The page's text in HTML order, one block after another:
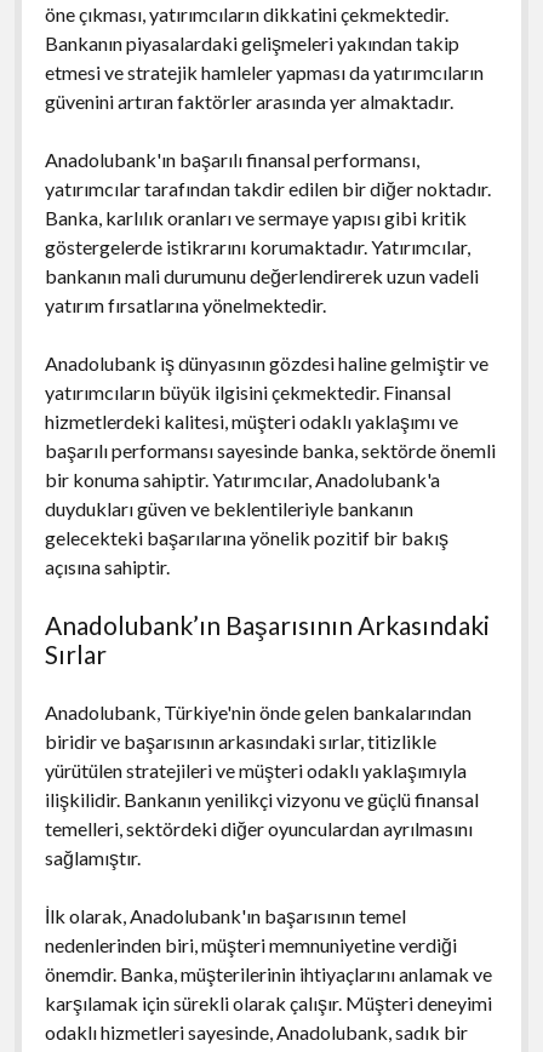
öne çıkması, yatırımcıların dikkatini çekmektedir.
Bankanın piyasalardaki gelişmeleri yakından takip
etmesi ve stratejik hamleler yapması da yatırımcıların
güvenini artıran faktörler arasında yer almaktadır.
Anadolubank'ın başarılı finansal performansı,
yatırımcılar tarafından takdir edilen bir diğer noktadır.
Banka, karlılık oranları ve sermaye yapısı gibi kritik
göstergelerde istikrarını korumaktadır. Yatırımcılar,
bankanın mali durumunu değerlendirerek uzun vadeli
yatırım fırsatlarına yönelmektedir.
Anadolubank iş dünyasının gözdesi haline gelmiştir ve
yatırımcıların büyük ilgisini çekmektedir. Finansal
hizmetlerdeki kalitesi, müşteri odaklı yaklaşımı ve
başarılı performansı sayesinde banka, sektörde önemli
bir konuma sahiptir. Yatırımcılar, Anadolubank'a
duydukları güven ve beklentileriyle bankanın
gelecekteki başarılarına yönelik pozitif bir bakış
açısına sahiptir.
Anadolubank’ın Başarısının Arkasındaki
Sırlar
Anadolubank, Türkiye'nin önde gelen bankalarından
biridir ve başarısının arkasındaki sırlar, titizlikle
yürütülen stratejileri ve müşteri odaklı yaklaşımıyla
ilişkilidir. Bankanın yenilikçi vizyonu ve güçlü finansal
temelleri, sektördeki diğer oyunculardan ayrılmasını
sağlamıştır.
İlk olarak, Anadolubank'ın başarısının temel
nedenlerinden biri, müşteri memnuniyetine verdiği
önemdir. Banka, müşterilerinin ihtiyaçlarını anlamak ve
karşılamak için sürekli olarak çalışır. Müşteri deneyimi
odaklı hizmetleri sayesinde, Anadolubank, sadık bir